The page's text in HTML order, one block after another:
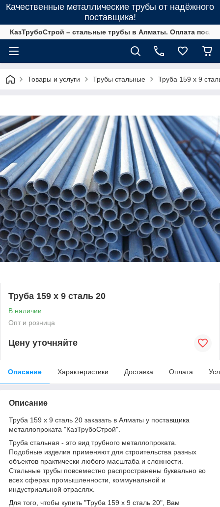
Качественные металлические трубы от надёжного
поставщика!
КазТрубоСтрой – стальные трубы в Алматы. Оплата
Товары и услуги Трубы стальные Труба 159 х 9
Труба 159 х 9 сталь 20
В наличии
Опт и розница
Цену уточняйте
Описание Характеристики Доставка Оплата
Описание
Труба 159 х 9 сталь 20 заказать в Алматы у поставщика
металлопроката "КазТрубоСтрой".
Труба стальная - это вид трубного металлопроката.
Подобные изделия применяют для строительства разных
объектов практически любого масштаба и сложности.
Стальные трубы повсеместно распространены буквально во
всех сферах промышленности, коммунальной и
индустриальной отраслях.
Для того, чтобы купить "Труба 159 х 9 сталь 20", Вам